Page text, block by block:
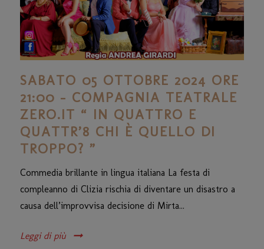
SABATO 05 OTTOBRE 2024 ORE
21:00 – COMPAGNIA TEATRALE
ZERO.IT “ IN QUATTRO E
QUATTR’8 CHI È QUELLO DI
TROPPO? ”
Commedia brillante in lingua italiana La festa di
compleanno di Clizia rischia di diventare un disastro a
causa dell’improvvisa decisione di Mirta...
Leggi di più